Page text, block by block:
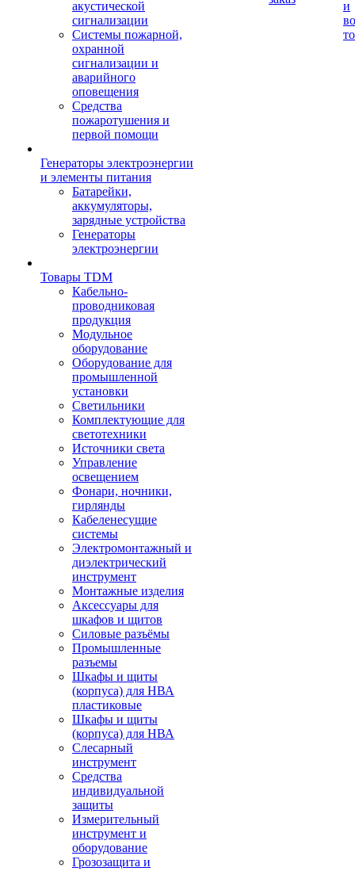
акустической
сигнализации
Системы пожарной,
охранной
сигнализации и
аварийного
оповещения
Средства
пожаротушения и
первой помощи
Генераторы электроэнергии
и элементы питания
Батарейки,
аккумуляторы,
зарядные устройства
Генераторы
электроэнергии
Товары TDM
Кабельно-
проводниковая
продукция
Модульное
оборудование
Оборудование для
промышленной
установки
Светильники
Комплектующие для
светотехники
Источники света
Управление
освещением
Фонари, ночники,
гирлянды
Кабеленесущие
системы
Электромонтажный и
диэлектрический
инструмент
Монтажные изделия
Аксессуары для
шкафов и щитов
Силовые разъёмы
Промышленные
разъемы
Шкафы и щиты
(корпуса) для НВА
пластиковые
Шкафы и щиты
(корпуса) для НВА
Слесарный
инструмент
Средства
индивидуальной
защиты
Измерительный
инструмент и
оборудование
Грозозащита и
и